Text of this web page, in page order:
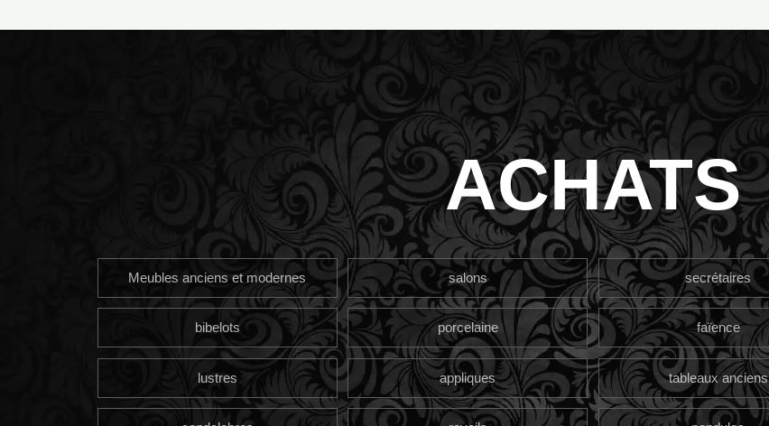
ACHATS
Meubles anciens et modernes salons secrétaires
bibelots porcelaine faïence
lustres appliques tableaux anciens